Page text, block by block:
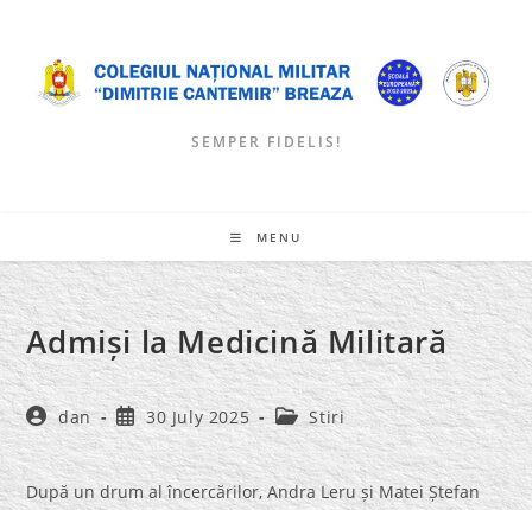
content
SEMPER FIDELIS!
MENU
Admiși la Medicină Militară
Post
author:
dan
Post
published:
30 July 2025
Post
category:
Stiri
După un drum al încercărilor, Andra Leru și Matei Ștefan